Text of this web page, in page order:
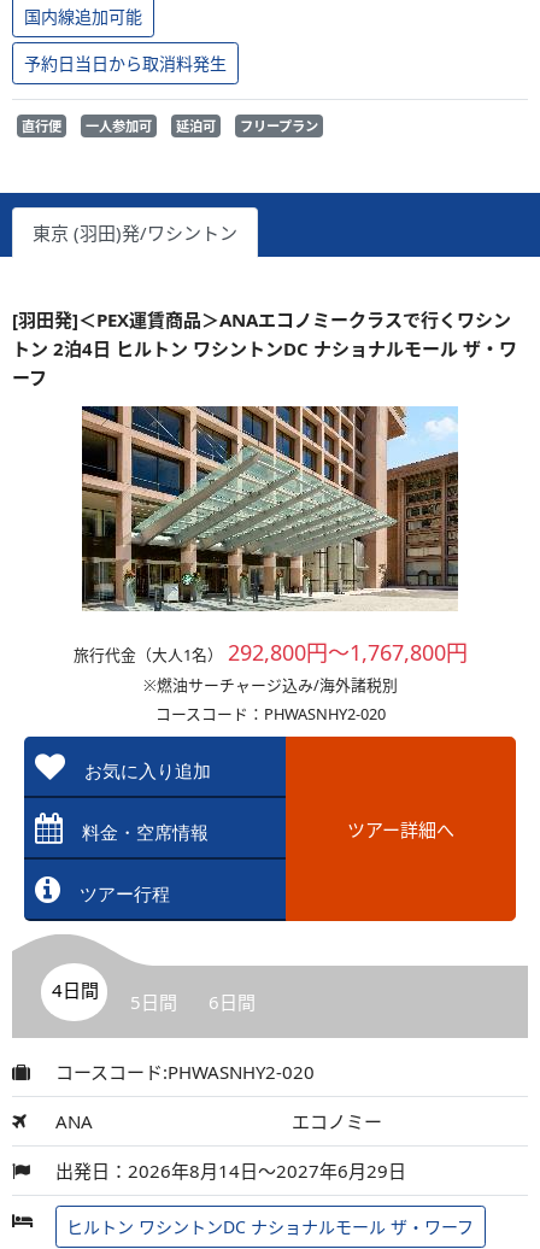
国内線追加可能
予約日当日から取消料発生
直行便 一人参加可 延泊可 フリープラン
東京 (羽田)発/ワシントン
[羽田発]＜PEX運賃商品＞ANAエコノミークラスで行くワシン
トン 2泊4日 ヒルトン ワシントンDC ナショナルモール ザ・ワ
ーフ
旅行代金（大人1名） 292,800円～1,767,800円
※燃油サーチャージ込み/海外諸税別
コースコード：PHWASNHY2-020
お気に入り追加
料金・空席情報
ツアー行程
ツアー詳細へ
4日間 5日間 6日間
コースコード:PHWASNHY2-020
ANA エコノミー
出発日：2026年8月14日～2027年6月29日
ヒルトン ワシントンDC ナショナルモール ザ・ワーフ